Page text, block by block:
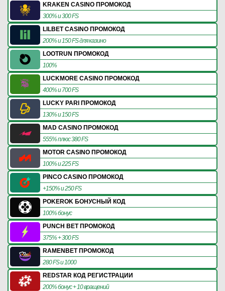
KRAKEN CASINO ПРОМОКОД
300% и 300 FS
LILBET CASINO ПРОМОКОД
200% и 150 FS для казино
LOOTRUN ПРОМОКОД
100%
LUCKMORE CASINO ПРОМОКОД
400% и 700 FS
LUCKY PARI ПРОМОКОД
130% и 150 FS
MAD CASINO ПРОМОКОД
555% плюс 380 FS
MOTOR CASINO ПРОМОКОД
100% и 225 FS
PINCO CASINO ПРОМОКОД
+150% и 250 FS
POKEROK БОНУСНЫЙ КОД
100% бонус
PUNCH BET ПРОМОКОД
375% + 300 FS
RAMENBET ПРОМОКОД
280 FS и 1000
REDSTAR КОД РЕГИСТРАЦИИ
200% бонус + 10 вращений